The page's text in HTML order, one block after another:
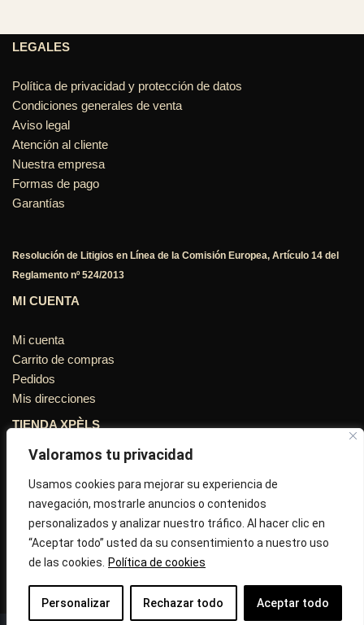
Valoramos tu privacidad
Usamos cookies para mejorar su experiencia de
navegación, mostrarle anuncios o contenidos
personalizados y analizar nuestro tráfico. Al hacer clic en
“Aceptar todo” usted da su consentimiento a nuestro uso
de las cookies.
Política de cookies
Personalizar Rechazar todo Aceptar todo
LEGALES
Política de privacidad y protección de datos
Condiciones generales de venta
Aviso legal
Atención al cliente
Nuestra empresa
Formas de pago
Garantías
Resolución de Litigios en Línea de la Comisión Europea, Artículo 14 del
Reglamento nº 524/2013
MI CUENTA
Mi cuenta
Carrito de compras
Pedidos
Mis direcciones
TIENDA XPÈLS
Avinguda Molins de Rei Nº 3
08755, Barcelona, Cataluña, España
Horario: Lun-Vie 09:30h a 13:30h y 16:45h a 20:00h - Sab
10:30h a 14:.00h
Correo:info@tiendaxpels.com